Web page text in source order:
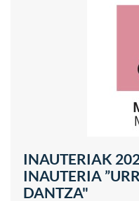
INAUTERIAK
INAUTERIA
DANTZA"